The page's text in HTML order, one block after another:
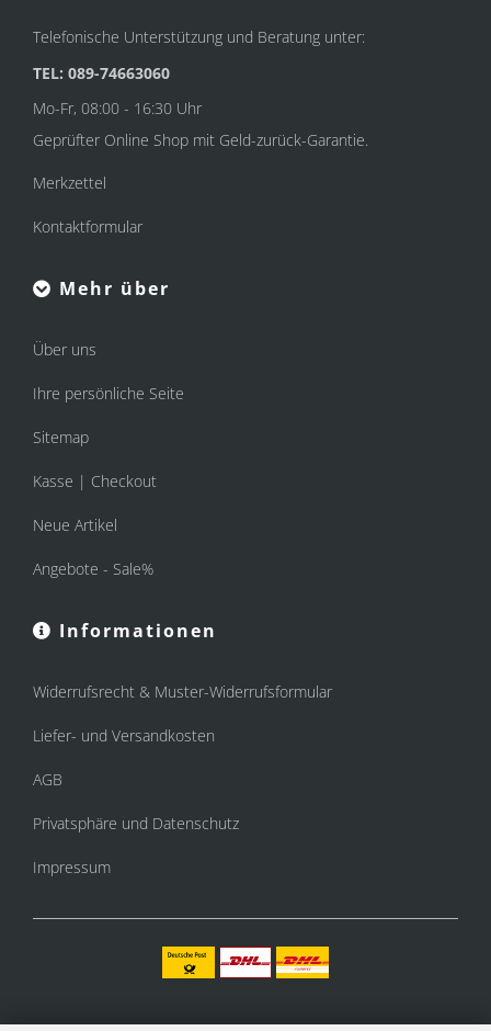
Telefonische Unterstützung und Beratung unter:
TEL: 089-74663060
Mo-Fr, 08:00 - 16:30 Uhr
Geprüfter Online Shop mit Geld-zurück-Garantie.
Merkzettel
Kontaktformular
Mehr über
Über uns
Ihre persönliche Seite
Sitemap
Kasse | Checkout
Neue Artikel
Angebote - Sale%
Informationen
Widerrufsrecht & Muster-Widerrufsformular
Liefer- und Versandkosten
AGB
Privatsphäre und Datenschutz
Impressum